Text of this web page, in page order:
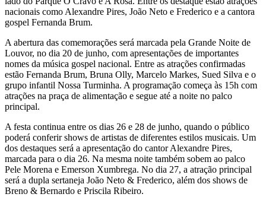
nacionais como Alexandre Pires, João Neto e Frederico e a cantora
gospel Fernanda Brum.
A abertura das comemorações será marcada pela Grande Noite de
Louvor, no dia 20 de junho, com apresentações de importantes
nomes da música gospel nacional. Entre as atrações confirmadas
estão Fernanda Brum, Bruna Olly, Marcelo Markes, Sued Silva e o
grupo infantil Nossa Turminha. A programação começa às 15h com
atrações na praça de alimentação e segue até a noite no palco
principal.
A festa continua entre os dias 26 e 28 de junho, quando o público
poderá conferir shows de artistas de diferentes estilos musicais. Um
dos destaques será a apresentação do cantor Alexandre Pires,
marcada para o dia 26. Na mesma noite também sobem ao palco
Pele Morena e Emerson Xumbrega. No dia 27, a atração principal
será a dupla sertaneja João Neto & Frederico, além dos shows de
Breno & Bernardo e Priscila Ribeiro.